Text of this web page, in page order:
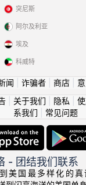
突尼斯
阿尔及利亚
埃及
科威特
闻 诈骗者| 商店|
| 关于我们 隐私
系我们
常见问题
- 团结我们联系
美国最多样化的